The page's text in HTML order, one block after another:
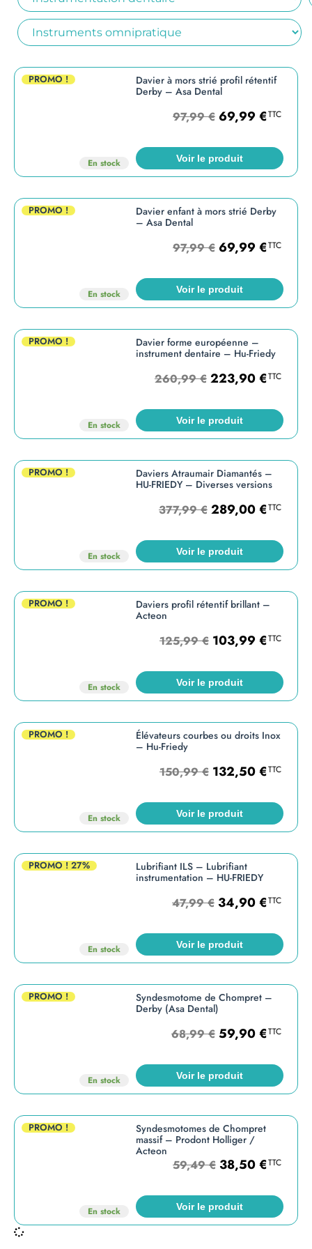
PROMO !
En stock
Davier à mors strié profil rétentif
Derby – Asa Dental
97,99€ 69,99€TTC
Voir le produit
PROMO !
En stock
Davier enfant à mors strié Derby
– Asa Dental
97,99€ 69,99€TTC
Voir le produit
PROMO !
En stock
Davier forme européenne –
instrument dentaire – Hu-Friedy
260,99€ 223,90€TTC
Voir le produit
PROMO !
En stock
Daviers Atraumair Diamantés –
HU-FRIEDY – Diverses versions
377,99€ 289,00€TTC
Voir le produit
PROMO !
En stock
Daviers profil rétentif brillant –
Acteon
125,99€ 103,99€TTC
Voir le produit
PROMO !
En stock
Élévateurs courbes ou droits Inox
– Hu-Friedy
150,99€ 132,50€TTC
Voir le produit
PROMO !27%
En stock
Lubrifiant ILS – Lubrifiant
instrumentation – HU-FRIEDY
47,99€ 34,90€TTC
Voir le produit
PROMO !
En stock
Syndesmotome de Chompret –
Derby (Asa Dental)
68,99€ 59,90€TTC
Voir le produit
PROMO !
En stock
Syndesmotomes de Chompret
massif – Prodont Holliger /
Acteon
59,49€ 38,50€TTC
Voir le produit